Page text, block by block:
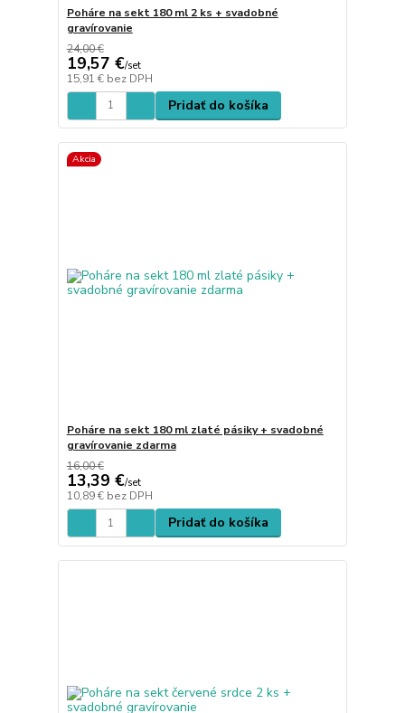
Poháre na sekt 180 ml 2 ks + svadobné
gravírovanie
24,00 €
19,57 €/set
15,91 € bez DPH
Pridať do košíka
Akcia
Poháre na sekt 180 ml zlaté pásiky + svadobné
gravírovanie zdarma
16,00 €
13,39 €/set
10,89 € bez DPH
Pridať do košíka